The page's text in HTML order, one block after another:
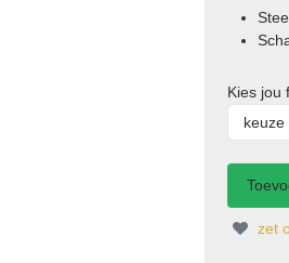
Kies jou
zet